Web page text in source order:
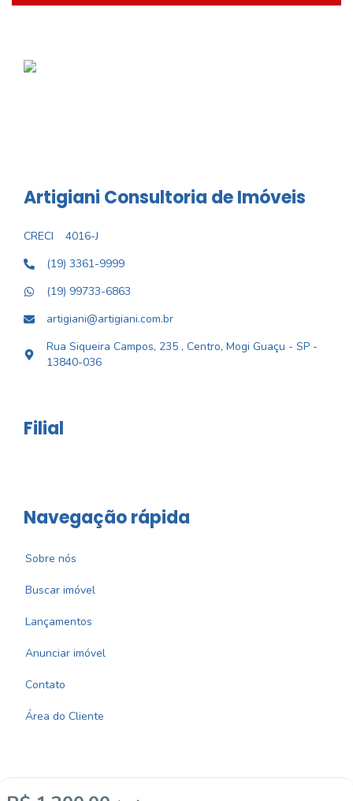
Artigiani Consultoria de Imóveis
CRECI
4016-J
(19) 3361-9999
(19) 99733-6863
artigiani@artigiani.com.br
Rua Siqueira Campos, 235 , Centro, Mogi Guaçu - SP -
13840-036
Filial
Navegação rápida
Sobre nós
Buscar imóvel
Lançamentos
Anunciar imóvel
Contato
Área do Cliente